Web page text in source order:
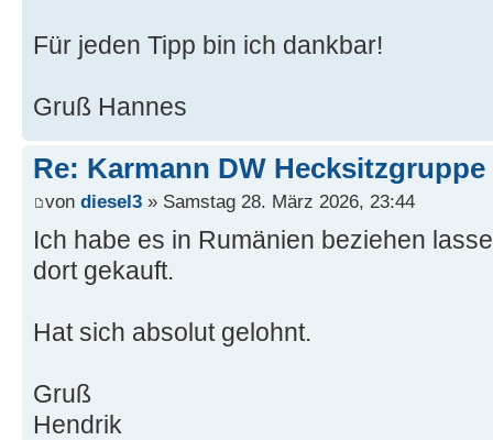
Für jeden Tipp bin ich dankbar!
Gruß Hannes
Re: Karmann DW
von diesel3 » Samstag 28. März 2026, 23:44
Ich habe es in Rumänien beziehen
dort gekauft.
Hat sich absolut gelohnt.
Gruß
Hendrik